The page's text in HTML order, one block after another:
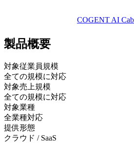
COGENT AI
製品概要
対象従業員規模
全ての規模に対応
対象売上規模
全ての規模に対応
対象業種
全業種対応
提供形態
クラウド / SaaS